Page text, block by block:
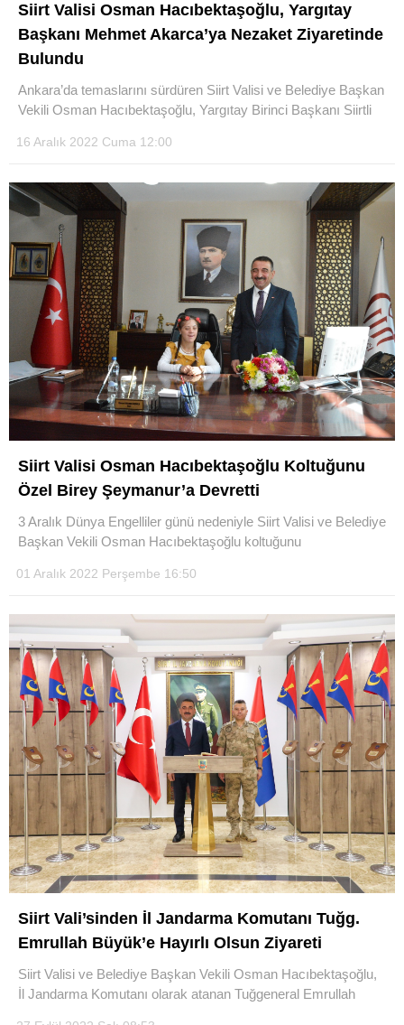
Siirt Valisi Osman Hacıbektaşoğlu, Yargıtay
Başkanı Mehmet Akarca’ya Nezaket Ziyaretinde
Bulundu
Ankara’da temaslarını sürdüren Siirt Valisi ve Belediye Başkan
Vekili Osman Hacıbektaşoğlu, Yargıtay Birinci Başkanı Siirtli
16 Aralık 2022 Cuma 12:00
Siirt Valisi Osman Hacıbektaşoğlu Koltuğunu
Özel Birey Şeymanur’a Devretti
3 Aralık Dünya Engelliler günü nedeniyle Siirt Valisi ve Belediye
Başkan Vekili Osman Hacıbektaşoğlu koltuğunu
01 Aralık 2022 Perşembe 16:50
Siirt Vali’sinden İl Jandarma Komutanı Tuğg.
Emrullah Büyük’e Hayırlı Olsun Ziyareti
Siirt Valisi ve Belediye Başkan Vekili Osman Hacıbektaşoğlu,
İl Jandarma Komutanı olarak atanan Tuğgeneral Emrullah